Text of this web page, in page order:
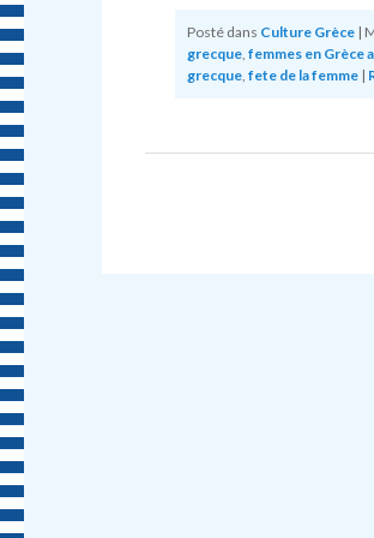
Posté dans Culture Grèce |
grecque, femmes en Grèce
grecque, fete de la femme |